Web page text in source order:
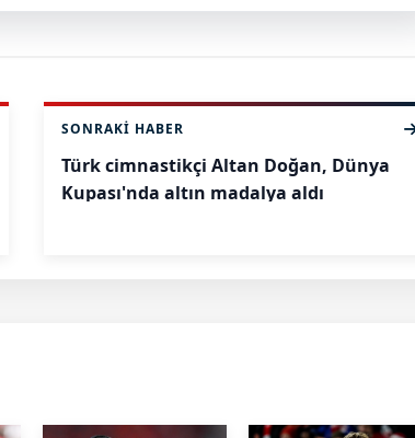
SONRAKI HABER
Türk cimnastikçi Altan Doğan, Dünya
Kupası'nda altın madalya aldı